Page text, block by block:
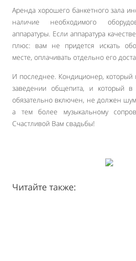
Аренда хорошего банкетного зала
наличие необходимого
аппаратуры. Если аппаратура
плюс: вам не придется искать
месте, оплачивать отдельно его
И последнее. Кондиционер, который
заведении общепита, и который в
обязательно включен, не должен
а тем более музыкальному
Счастливой Вам свадьбы!
Читайте также: